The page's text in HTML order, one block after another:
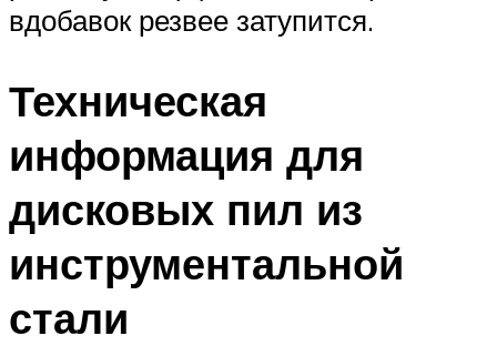
вдобавок резвее затупится.
Техническая
информация для
дисковых пил из
инструментальной
стали